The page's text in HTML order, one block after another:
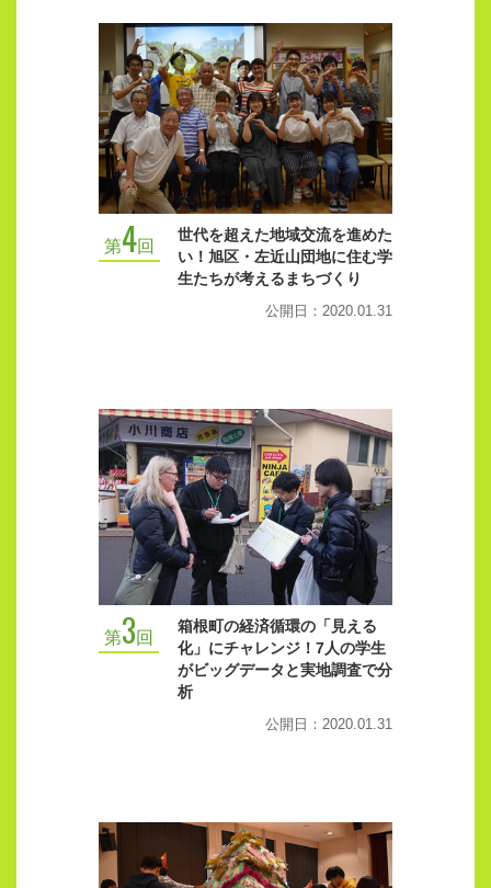
第4回
世代を超えた地域交流を進めた
い！旭区・左近山団地に住む学
生たちが考えるまちづくり
公開日：2020.01.31
第3回
箱根町の経済循環の「見える
化」にチャレンジ！7人の学生
がビッグデータと実地調査で分
析
公開日：2020.01.31